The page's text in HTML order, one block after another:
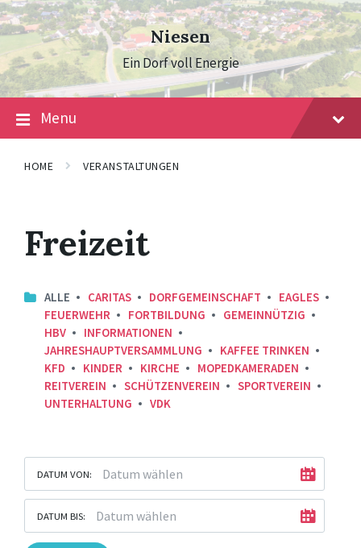
Skip
to
content
Skip
to
main
navigation
Skip
to
footer
Niesen
Ein Dorf voll Energie
Menu
HOME VERANSTALTUNGEN
Freizeit
ALLE CARITAS DORFGEMEINSCHAFT
EAGLES
FEUERWEHR
FORTBILDUNG
GEMEINNÜTZIG
HBV
INFORMATIONEN
JAHRESHAUPTVERSAMMLUNG
KAFFEE TRINKEN
KFD
KINDER KIRCHE
MOPEDKAMERADEN
REITVEREIN
SCHÜTZENVEREIN
SPORTVEREIN
UNTERHALTUNG
VDK
DATUM VON:
DATUM BIS: